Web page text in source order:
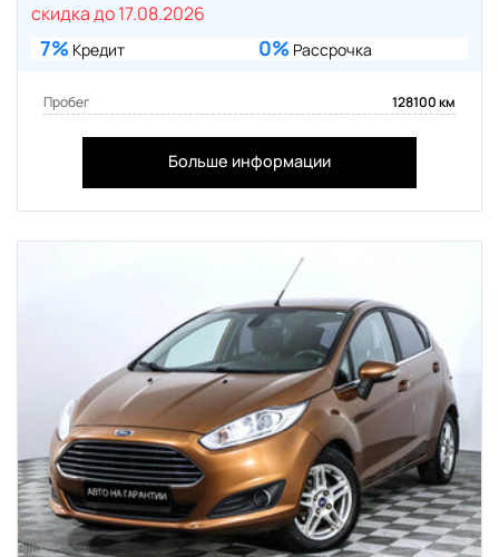
скидка до 17.08.2026
7% Кредит 0% Рассрочка
Пробег 128100 км
Больше информации